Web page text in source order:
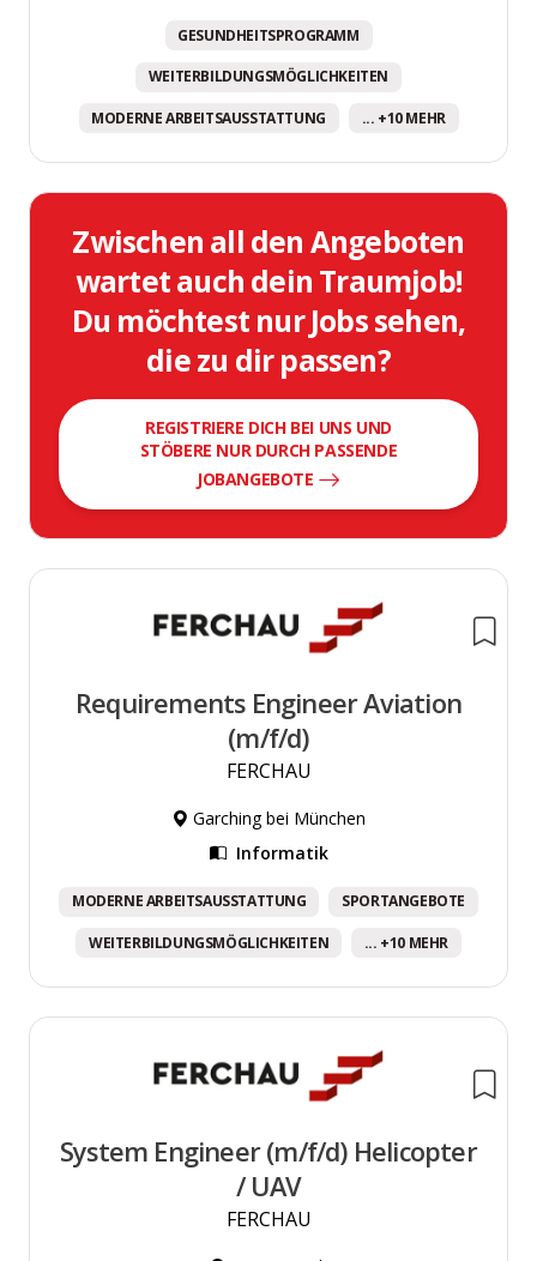
GESUNDHEITSPROGRAMM
WEITERBILDUNGSMÖGLICHKEITEN
MODERNE ARBEITSAUSSTATTUNG ... +10 MEHR
Zwischen all den Angeboten
wartet auch dein Traumjob!
Du möchtest nur Jobs sehen,
die zu dir passen?
REGISTRIERE DICH BEI UNS UND
STÖBERE NUR DURCH PASSENDE
JOBANGEBOTE
Requirements Engineer Aviation
(m/f/d)
FERCHAU
Garching bei München
Informatik
MODERNE ARBEITSAUSSTATTUNG SPORTANGEBOTE
WEITERBILDUNGSMÖGLICHKEITEN ... +10 MEHR
System Engineer (m/f/d) Helicopter
/ UAV
FERCHAU